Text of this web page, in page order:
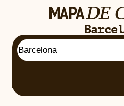
MAPADE